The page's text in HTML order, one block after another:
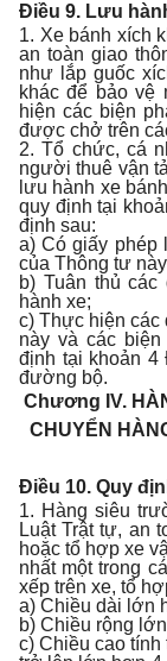
Điều 9. Lưu
1. Xe bánh xích
an toàn giao
như lắp guốc
khác để bảo vệ
hiện các biện
được chở trên
2. Tổ chức, cá
người thuê vận
lưu hành xe
quy định tại
định sau:
a) Có giấy phép
của Thông tư
b) Tuân thủ
hành xe;
c) Thực hiện các
này và các
định tại khoản 4
đường bộ.
Chương IV.
CHUYỂN
Điều 10. Quy
1. Hàng siêu
Luật Trật tự, an
hoặc tổ hợp xe
nhất một trong
xếp trên xe, tổ
a) Chiều dài lớn
b) Chiều rộng
c) Chiều cao